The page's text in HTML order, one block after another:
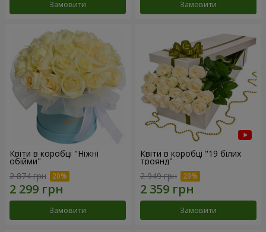
Замовити Замовити
Квіти в коробці "Ніжні
обійми"
2 874 грн
Замовити
Квіти в коробці "19 білих
троянд"
2 949 грн
Замовити